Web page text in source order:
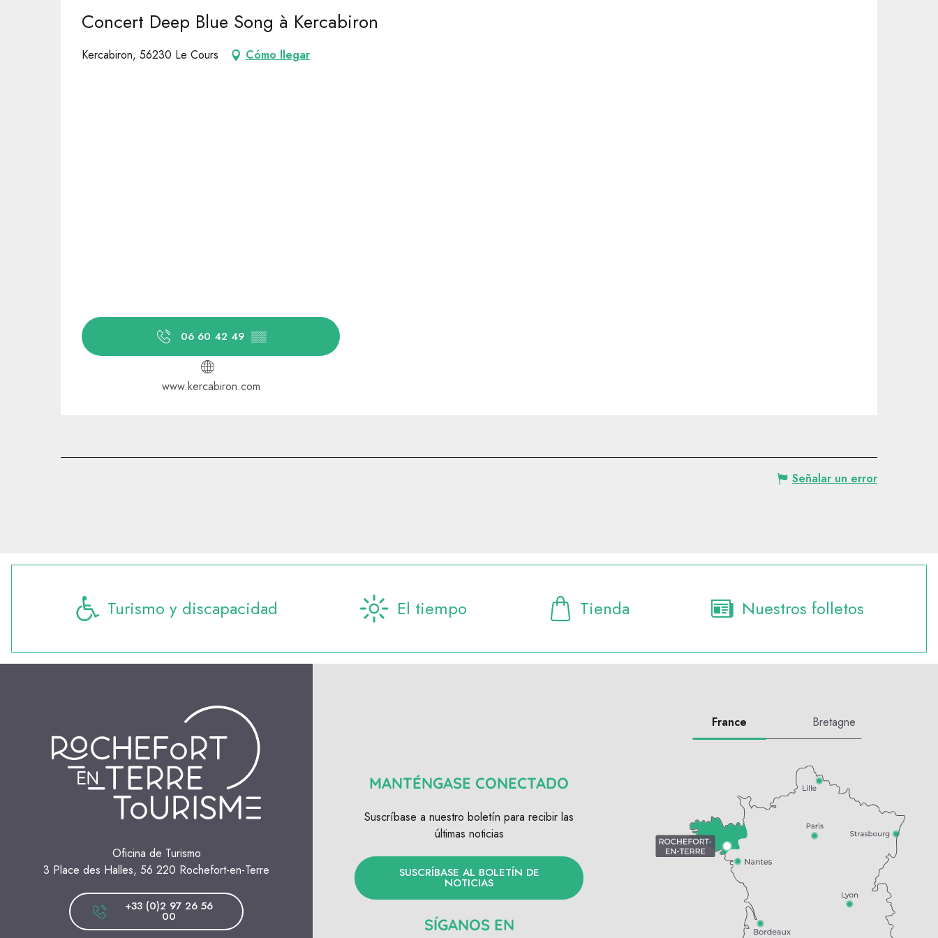
Concert Deep Blue Song à Kercabiron
Kercabiron, 56230 Le Cours Cómo llegar
06 60 42 49 ▒▒
www.kercabiron.com
Señalar un error
Turismo y discapacidad El tiempo Tienda Nuestros folletos
Oficina de Turismo
3 Place des Halles, 56 220 Rochefort-en-Terre
+33 (0)2 97 26 56
00
MANTÉNGASE CONECTADO
Suscríbase a nuestro boletín para recibir las
últimas noticias
SUSCRÍBASE AL BOLETÍN DE
NOTICIAS
SÍGANOS EN
France Bretagne